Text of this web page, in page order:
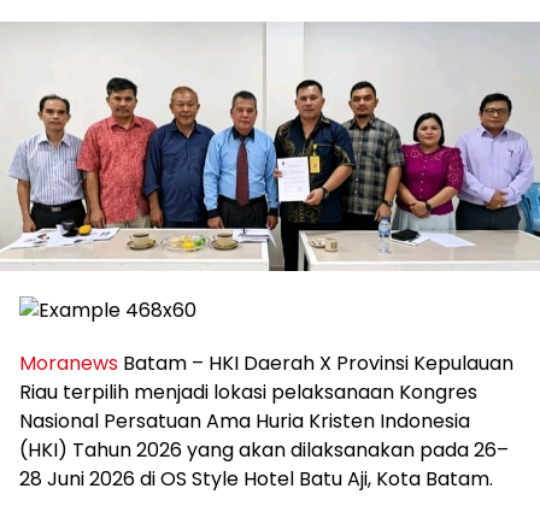
Moranews Batam – HKI Daerah X Provinsi Kepulauan
Riau terpilih menjadi lokasi pelaksanaan Kongres
Nasional Persatuan Ama Huria Kristen Indonesia
(HKI) Tahun 2026 yang akan dilaksanakan pada 26–
28 Juni 2026 di OS Style Hotel Batu Aji, Kota Batam.